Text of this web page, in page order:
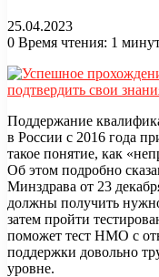
25.04.2023
0 Время чтения: 1
Поддержание
в России с 2016 года
такое понятие, как
Об этом подробно
Минздрава от 23
должны получить
затем пройти
поможет тест НМО с
поддержки довольно
уровне.